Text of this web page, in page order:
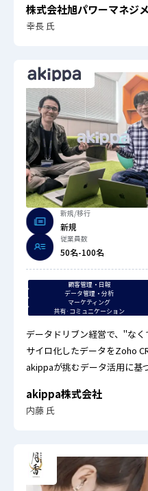
株式会社旭パワーマネジ
幸長 氏
新規/移行
新規
従業員数
50名-100名
顧客管理・日報
データ管理・分析
マーケティング
共有·コミュニケーション
データドリブン経営で、"なく
サイロ化したデータをZoho
akippaが挑むデータ活用に基
akippa株式会社
内藤 氏